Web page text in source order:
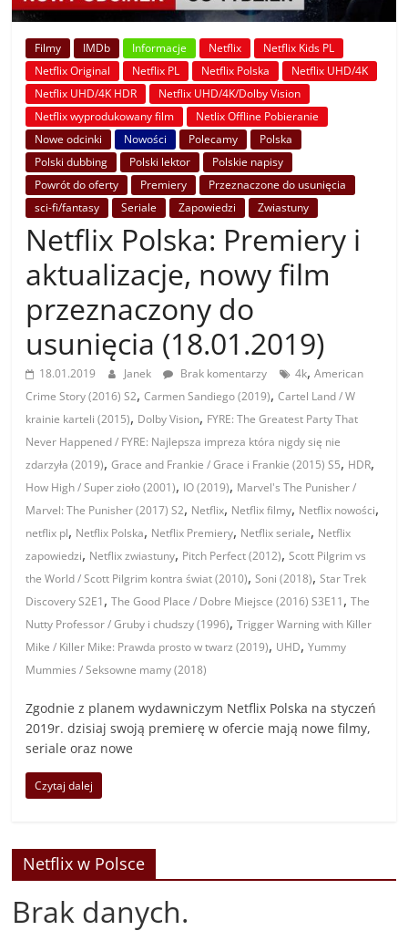
Filmy IMDb Informacje Netflix
Netflix Kids PL
Netflix Original
Netflix PL Netflix Polska
Netflix UHD/4K
Netflix UHD/4K HDR
Netflix UHD/4K/Dolby Vision
Netflix wyprodukowany film
Netlix Offline Pobieranie
Nowe odcinki
Nowości Polecamy
Polska
Polski dubbing
Polski lektor
Polskie napisy
Powrót do oferty
Premiery
Przeznaczone do usunięcia
sci-fi/fantasy
Seriale Zapowiedzi Zwiastuny
Netflix Polska: Premiery i
aktualizacje, nowy film
przeznaczony do
usunięcia (18.01.2019)
18.01.2019 Janek Brak komentarzy 4k,American
Crime Story (2016) S2,Carmen Sandiego (2019),Cartel Land / W
krainie karteli (2015), Dolby Vision, FYRE: The Greatest Party That
Never Happened / FYRE: Najlepsza impreza która nigdy się nie
zdarzyła (2019),Grace and Frankie / Grace i Frankie (2015) S5, HDR,
How High / Super zioło (2001), IO (2019), Marvel's The Punisher /
Marvel: The Punisher (2017) S2, Netflix, Netflix filmy, Netflix nowości,
netflix pl, Netflix Polska, Netflix Premiery, Netflix seriale, Netflix
zapowiedzi, Netflix zwiastuny, Pitch Perfect (2012),Scott Pilgrim vs
the World / Scott Pilgrim kontra świat (2010),Soni (2018),Star Trek
Discovery S2E1,The Good Place / Dobre Miejsce (2016) S3E11,The
Nutty Professor / Gruby i chudszy (1996),Trigger Warning with Killer
Mike / Killer Mike: Prawda prosto w twarz (2019), UHD,Yummy
Mummies / Seksowne mamy (2018)
Zgodnie z planem wydawniczym Netflix Polska na styczeń
2019r. dzisiaj swoją premierę w ofercie mają nowe filmy,
seriale oraz nowe
Czytaj dalej
Netflix w Polsce
Brak danych.